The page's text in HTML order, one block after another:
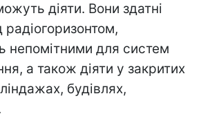
діяти. Вони здатні
радіогоризонтом,
непомітними для систем
а також діяти у закритих
будівлях,